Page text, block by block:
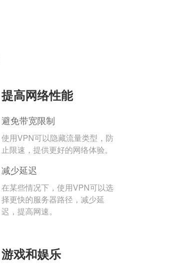
提高网络性能
避免带宽限制
使用VPN可以隐藏流量类型，防
止限速，提供更好的网络体验。
减少延迟
在某些情况下，使用VPN可以选
择更快的服务器路径，减少延
迟，提高网速。
游戏和娱乐